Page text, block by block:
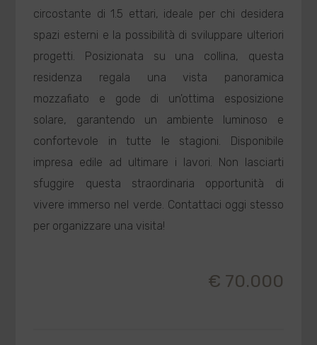
circostante di 1.5 ettari, ideale per chi desidera
spazi esterni e la possibilità di sviluppare ulteriori
progetti. Posizionata su una collina, questa
residenza regala una vista panoramica
mozzafiato e gode di un'ottima esposizione
solare, garantendo un ambiente luminoso e
confortevole in tutte le stagioni. Disponibile
impresa edile ad ultimare i lavori. Non lasciarti
sfuggire questa straordinaria opportunità di
vivere immerso nel verde. Contattaci oggi stesso
per organizzare una visita!
€ 70.000